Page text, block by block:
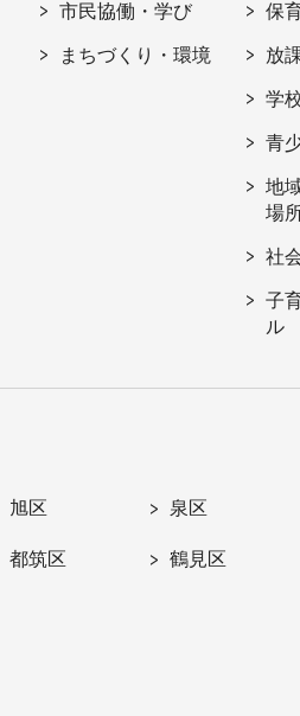
市民協働・学び
まちづくり・環境
保
放
学
青
地
場
社
子
ル
旭区 泉区
都筑区 鶴見区